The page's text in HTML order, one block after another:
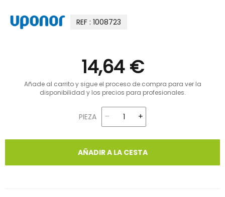
REF : 1008723
14,64 €
Añade al carrito y sigue el proceso de compra para ver la
disponibilidad y los precios para profesionales.
PIEZA
AÑADIR A LA CESTA